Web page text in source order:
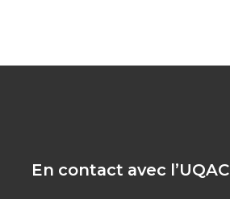
En contact avec l’UQAC